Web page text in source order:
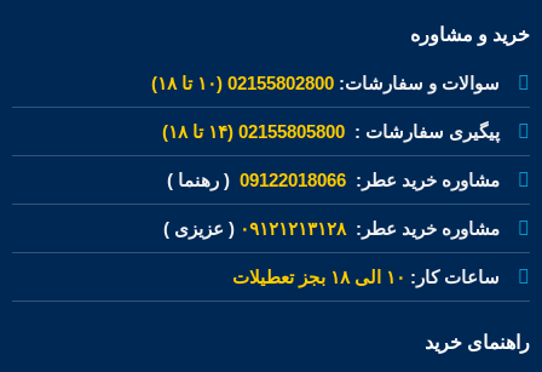
خرید و مشاوره
سوالات و سفارشات: 02155802800 (۱۰ تا ۱۸)
پیگیری سفارشات : 02155805800 (۱۴ تا ۱۸)
مشاوره خرید عطر: 09122018066 ( رهنما )
مشاوره خرید عطر:۰۹۱۲۱۲۱۳۱۲۸ ( عزیزی )
ساعات کار: ۱۰ الی ۱۸ بجز تعطیلات
راهنمای خرید